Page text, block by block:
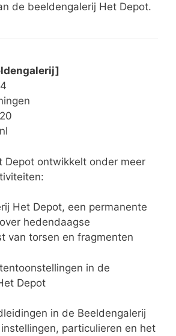
de beeldengalerij Het Depot.
Depot ontwikkelt onder meer
Het Depot, een permanente
hedendaagse
van torsen en fragmenten
in de
Depot
in de Beeldengalerij
particulieren en het